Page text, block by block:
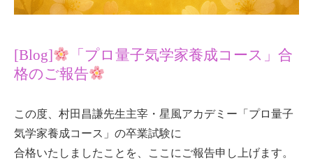
[Blog]
「プロ量子気学家養成コース」合
格のご報告
この度、村田昌謙先生主宰・星風アカデミー「プロ量子
気学家養成コース」の卒業試験に
合格いたしましたことを、ここにご報告申し上げます。